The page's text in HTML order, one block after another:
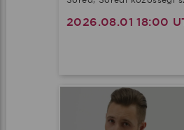
2026.08.01 18:00